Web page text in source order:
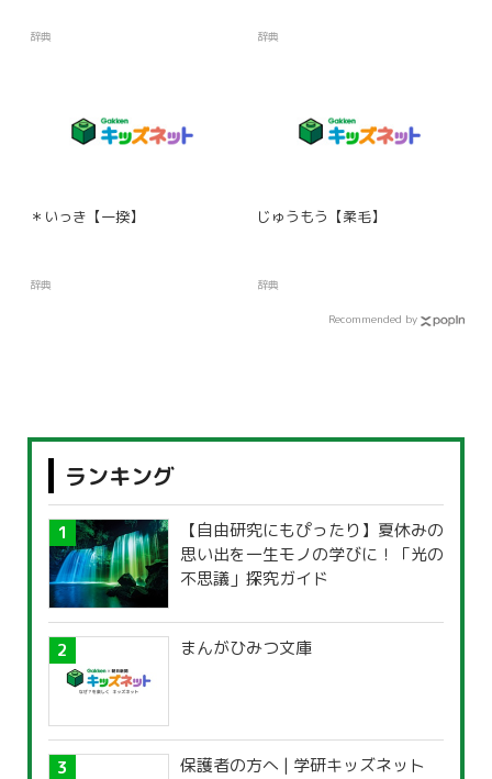
辞典 辞典
＊いっき【一揆】
辞典
じゅうもう【柔毛】
辞典
Recommended by
ランキング
【自由研究にもぴったり】夏休みの
思い出を一生モノの学びに！「光の
不思議」探究ガイド
まんがひみつ文庫
保護者の方へ | 学研キッズネット